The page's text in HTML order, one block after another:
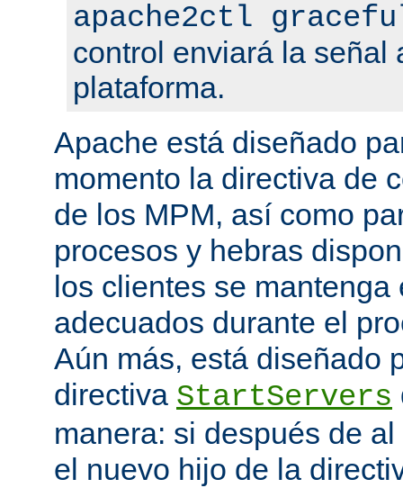
apache2ctl
control enviará la señal
plataforma.
Apache está diseñado
momento la directiva de
de los MPM, así como
procesos y hebras
los clientes se
adecuados durante el
Aún más, está diseñado
directiva StartServers
manera: si después de
el nuevo hijo de la